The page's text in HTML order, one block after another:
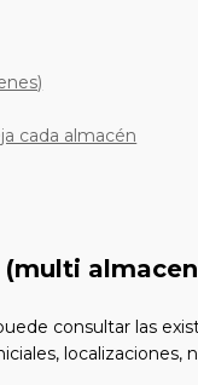
cada almacén
consultar las